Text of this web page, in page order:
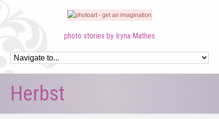
photo stories by Iryna Mathes
Herbst